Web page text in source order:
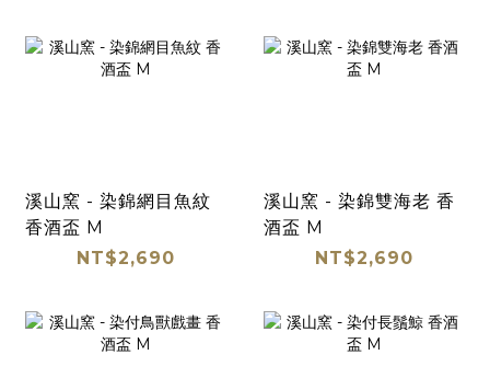
溪山窯 - 染錦網目魚紋
香酒盃 M
NT$2,690
溪山窯 - 染錦雙海老 香
酒盃 M
NT$2,690